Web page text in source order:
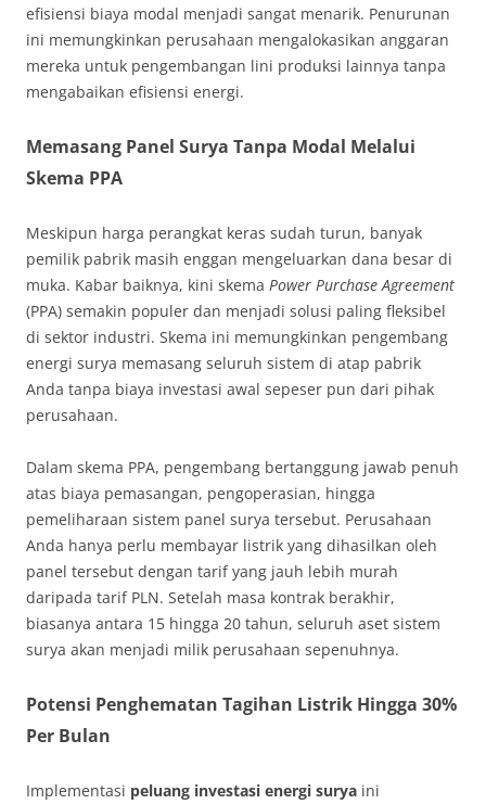
efisiensi biaya modal menjadi sangat menarik. Penurunan
ini memungkinkan perusahaan mengalokasikan anggaran
mereka untuk pengembangan lini produksi lainnya tanpa
mengabaikan efisiensi energi.
Memasang Panel Surya Tanpa Modal Melalui
Skema PPA
Meskipun harga perangkat keras sudah turun, banyak
pemilik pabrik masih enggan mengeluarkan dana besar di
muka. Kabar baiknya, kini skema Power Purchase Agreement
(PPA) semakin populer dan menjadi solusi paling fleksibel
di sektor industri. Skema ini memungkinkan pengembang
energi surya memasang seluruh sistem di atap pabrik
Anda tanpa biaya investasi awal sepeser pun dari pihak
perusahaan.
Dalam skema PPA, pengembang bertanggung jawab penuh
atas biaya pemasangan, pengoperasian, hingga
pemeliharaan sistem panel surya tersebut. Perusahaan
Anda hanya perlu membayar listrik yang dihasilkan oleh
panel tersebut dengan tarif yang jauh lebih murah
daripada tarif PLN. Setelah masa kontrak berakhir,
biasanya antara 15 hingga 20 tahun, seluruh aset sistem
surya akan menjadi milik perusahaan sepenuhnya.
Potensi Penghematan Tagihan Listrik Hingga 30%
Per Bulan
Implementasi peluang investasi energi surya ini